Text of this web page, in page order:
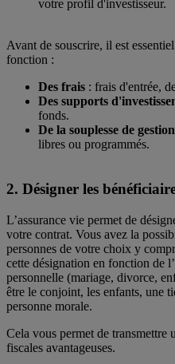
votre profil d'investisseur.
Avant de souscrire, il est
fonction :
Des frais : frais d'entrée,
Des supports
fonds.
De la souplesse de gestion
libres ou programmés.
2. Désigner les
L’assurance vie permet de
votre contrat. Vous avez la
personnes de votre choix y
cette désignation en fonction de
personnelle (mariage, divorce,
être le conjoint, les enfants, une
personne morale.
Cela vous permet de transmettre
fiscales avantageuses.